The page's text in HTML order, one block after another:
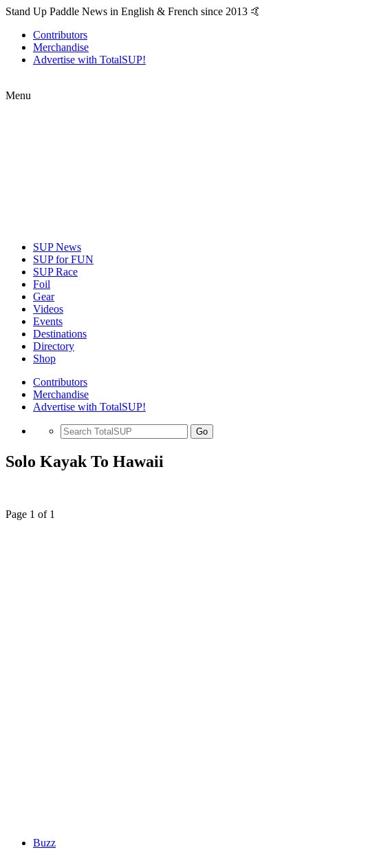
Stand Up Paddle News in English & French since 2013 🤙
Contributors
Merchandise
Advertise with TotalSUP!
Menu
SUP News
SUP for FUN
SUP Race
Foil
Gear
Videos
Events
Destinations
Directory
Shop
Contributors
Merchandise
Advertise with TotalSUP!
Go
Solo Kayak To Hawaii
Page 1 of 1
Buzz